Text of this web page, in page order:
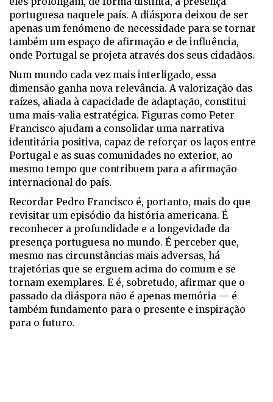
portuguesa naquele país. A diáspora deixou de ser
apenas um fenómeno de necessidade para se tornar
também um espaço de afirmação e de influência,
onde Portugal se projeta através dos seus cidadãos.
Num mundo cada vez mais interligado, essa
dimensão ganha nova relevância. A valorização das
raízes, aliada à capacidade de adaptação, constitui
uma mais-valia estratégica. Figuras como Peter
Francisco ajudam a consolidar uma narrativa
identitária positiva, capaz de reforçar os laços entre
Portugal e as suas comunidades no exterior, ao
mesmo tempo que contribuem para a afirmação
internacional do país.
Recordar Pedro Francisco é, portanto, mais do que
revisitar um episódio da história americana. É
reconhecer a profundidade e a longevidade da
presença portuguesa no mundo. É perceber que,
mesmo nas circunstâncias mais adversas, há
trajetórias que se erguem acima do comum e se
tornam exemplares. E é, sobretudo, afirmar que o
passado da diáspora não é apenas memória — é
também fundamento para o presente e inspiração
para o futuro.